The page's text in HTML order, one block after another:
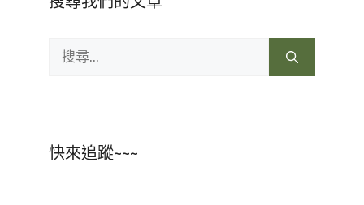
尋:
快來追蹤~~~